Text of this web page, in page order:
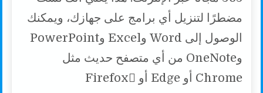
مضطرًا لتنزيل أي برامج على جهازك، ويمكنك
الوصول إلى Word وExcel وPowerPoint
وOneNote من أي متصفح حديث مثل
Chrome أو Edge أو Firefox